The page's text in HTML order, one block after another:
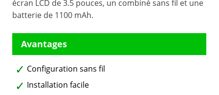
écran LCD de 3.5 pouces, un combiné sans fil et une
batterie de 1100 mAh.
Configuration sans fil
Installation facile